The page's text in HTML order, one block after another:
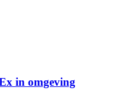
in omgeving